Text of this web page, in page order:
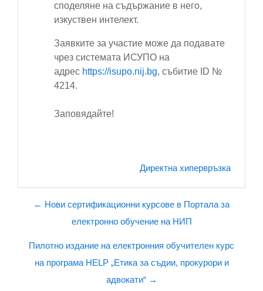
споделяне на съдържание в него,
изкуствен интелект.
Заявките за участие може да подавате
чрез системата ИСУПО на
адрес https://isupo.nij.bg, събитие ID №
4214.
Заповядайте!
Директна хипервръзка
← Нови сертификационни курсове в Портала за
електронно обучение на НИП
Пилотно издание на електронния обучителен курс
на програма HELP „Етика за съдии, прокурори и
адвокати“ →